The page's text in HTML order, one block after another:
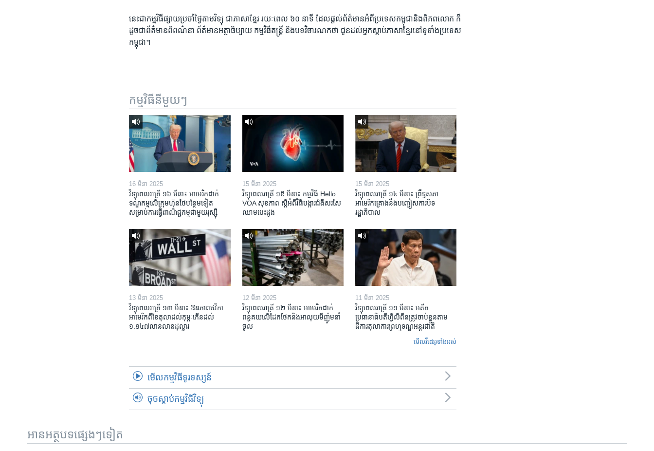
នេះ​ជា​កម្ម​វិធី​ផ្សាយ​ប្រចាំ​ថ្ងៃ​តាម​វិទ្យុ ​ជាភាសា​ខ្មែរ​ រយៈ​ពេល​ ៦០​ នាទី ដែល​ផ្តល់​ព័ត៌មាន​អំពី​ប្រទេស​កម្ពុជា​និង​ពិភព​លោក ​ក៏
ដូច​ជា​ព័ត៌មាន​ពិពណ៌នា ព័ត៌មាន​អត្ថាធិប្បាយ​ កម្ម​វិធី​តន្ត្រី ​និង​បទ​វិចារណកថា​ ជូន​ដល់​អ្នក​ស្តាប់​ភាសា​ខ្មែរ​នៅ​ទូទាំង​ប្រទេស​
កម្ពុជា។
កម្មវិធី​នីមួយៗ
16 មីនា 2025
វិទ្យុពេលរាត្រី ១៦ មីនា៖ អាមេរិក​ដាក់​
ទណ្ឌកម្ម​លើ​ក្រុមហ៊ុន​ថៃ​បន្ថែម​ទៀត​
សម្រាប់​ការ​ធ្វើ​ពាណិជ្ជកម្ម​ជាមួយ​រុស្ស៊ី
15 មីនា 2025
វិទ្យុពេលរាត្រី ១៥ មីនា៖ កម្មវិធី ​Hello
VOA សុខភាព ស្ដី​អំពី​វិធី​បង្ការ​ជំងឺ​សរសៃ​
ឈាម​បេះដូង
15 មីនា 2025
វិទ្យុពេលរាត្រី ១៤ មីនា៖ ព្រឹទ្ធសភា
អាមេរិកគ្រោងនឹងបញ្ចៀសការបិទ
រដ្ឋាភិបាល
13 មីនា 2025
វិទ្យុពេលរាត្រី ១៣ មីនា៖ ឱនភាព​ថវិកា​
អាមេរិក​ពី​ខែ​តុលា​ដល់​កុម្ភៈ​កើន​ដល់​
១.១៤៧​លានលាន​ដុល្លារ
12 មីនា 2025
វិទ្យុពេលរាត្រី ១២ មីនា៖ អាមេរិក​ដាក់​
ពន្ធគយ​លើ​ដែកថែក​និង​អាលុយ​មីញ៉ូម​នាំ
ចូល
11 មីនា 2025
វិទ្យុពេលរាត្រី ១១ មីនា៖ អតីត​
ប្រធានាធិបតីហ្វីលីពីន​ត្រូវ​ចាប់ខ្លួនតាម
ដីការ​តុលាការ​ព្រហ្មទណ្ឌ​អន្តរជាតិ
មើល​វីដេអូ​ទាំង​អស់
មើល​កម្មវិធី​ទូរទស្សន៍
ចុចស្តាប់កម្មវិធីវិទ្យុ
អានអត្ថបទផ្សេងៗទៀត